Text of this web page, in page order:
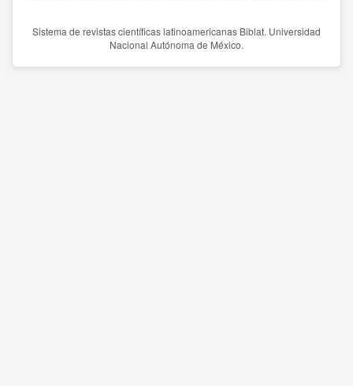
Sistema de revistas científicas latinoamericanas Biblat. Universidad
Nacional Autónoma de México.